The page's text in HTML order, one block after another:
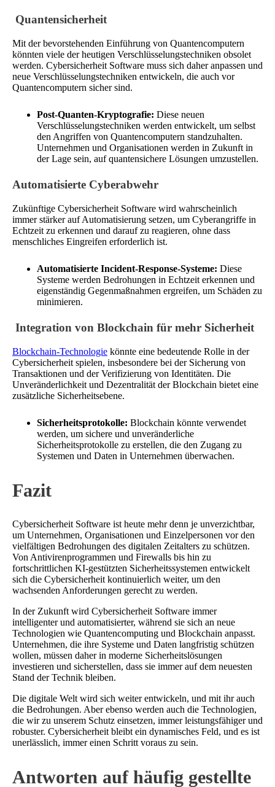
Quantensicherheit
Mit der bevorstehenden Einführung von Quantencomputern
könnten viele der heutigen Verschlüsselungstechniken obsolet
werden. Cybersicherheit Software muss sich daher anpassen und
neue Verschlüsselungstechniken entwickeln, die auch vor
Quantencomputern sicher sind.
Post-Quanten-Kryptografie: Diese neuen
Verschlüsselungstechniken werden entwickelt, um selbst
den Angriffen von Quantencomputern standzuhalten.
Unternehmen und Organisationen werden in Zukunft in
der Lage sein, auf quantensichere Lösungen umzustellen.
Automatisierte Cyberabwehr
Zukünftige Cybersicherheit Software wird wahrscheinlich
immer stärker auf Automatisierung setzen, um Cyberangriffe in
Echtzeit zu erkennen und darauf zu reagieren, ohne dass
menschliches Eingreifen erforderlich ist.
Automatisierte Incident-Response-Systeme: Diese
Systeme werden Bedrohungen in Echtzeit erkennen und
eigenständig Gegenmaßnahmen ergreifen, um Schäden zu
minimieren.
Integration von Blockchain für mehr Sicherheit
Blockchain-Technologie könnte eine bedeutende Rolle in der
Cybersicherheit spielen, insbesondere bei der Sicherung von
Transaktionen und der Verifizierung von Identitäten. Die
Unveränderlichkeit und Dezentralität der Blockchain bietet eine
zusätzliche Sicherheitsebene.
Sicherheitsprotokolle: Blockchain könnte verwendet
werden, um sichere und unveränderliche
Sicherheitsprotokolle zu erstellen, die den Zugang zu
Systemen und Daten in Unternehmen überwachen.
Fazit
Cybersicherheit Software ist heute mehr denn je unverzichtbar,
um Unternehmen, Organisationen und Einzelpersonen vor den
vielfältigen Bedrohungen des digitalen Zeitalters zu schützen.
Von Antivirenprogrammen und Firewalls bis hin zu
fortschrittlichen KI-gestützten Sicherheitssystemen entwickelt
sich die Cybersicherheit kontinuierlich weiter, um den
wachsenden Anforderungen gerecht zu werden.
In der Zukunft wird Cybersicherheit Software immer
intelligenter und automatisierter, während sie sich an neue
Technologien wie Quantencomputing und Blockchain anpasst.
Unternehmen, die ihre Systeme und Daten langfristig schützen
wollen, müssen daher in moderne Sicherheitslösungen
investieren und sicherstellen, dass sie immer auf dem neuesten
Stand der Technik bleiben.
Die digitale Welt wird sich weiter entwickeln, und mit ihr auch
die Bedrohungen. Aber ebenso werden auch die Technologien,
die wir zu unserem Schutz einsetzen, immer leistungsfähiger und
robuster. Cybersicherheit bleibt ein dynamisches Feld, und es ist
unerlässlich, immer einen Schritt voraus zu sein.
Antworten auf häufig gestellte